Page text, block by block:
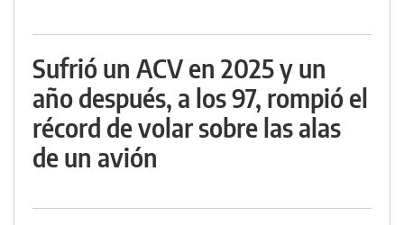
Sufrió un ACV en 2025 y un
año después, a los 97, rompió el
récord de volar sobre las alas
de un avión